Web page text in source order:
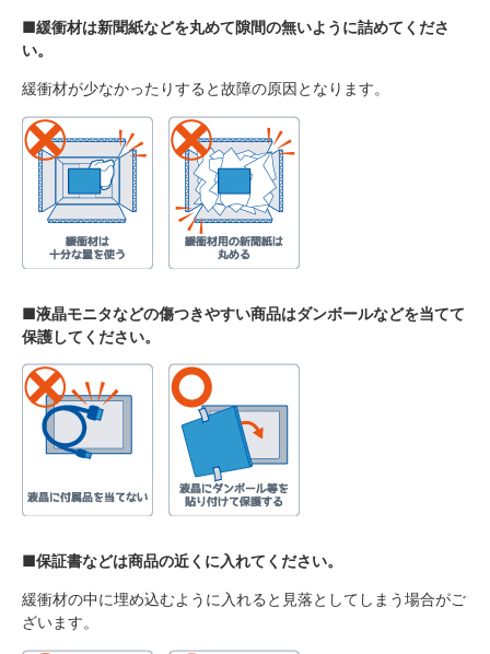
■緩衝材は新聞紙などを丸めて隙間の無いように詰めてくださ
い。
緩衝材が少なかったりすると故障の原因となります。
■液晶モニタなどの傷つきやすい商品はダンボールなどを当てて
保護してください。
■保証書などは商品の近くに入れてください。
緩衝材の中に埋め込むように入れると見落としてしまう場合がご
ざいます。